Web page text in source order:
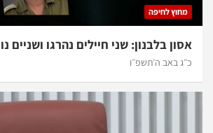
מחוץ לחיפה
אסון בלבנון: שני חיילים נהרגו ושניים
כ״ג באב ה׳תשפ״ו